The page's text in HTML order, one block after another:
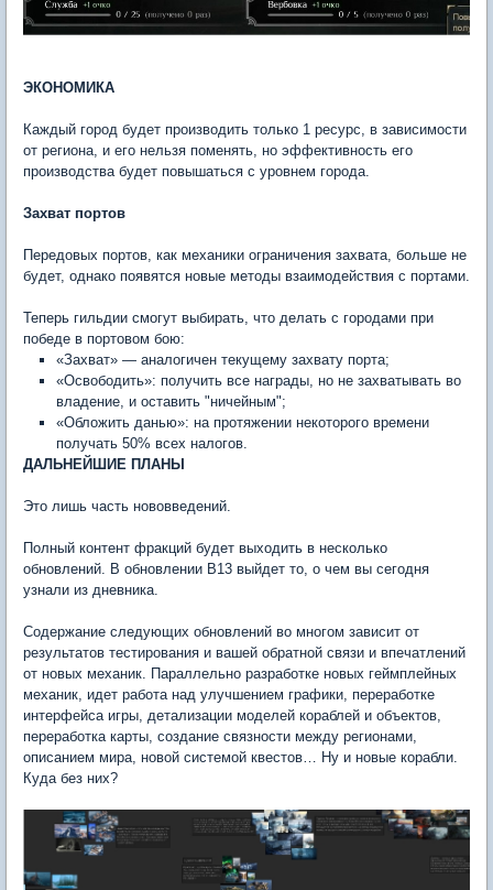
ЭКОНОМИКА
Каждый город будет производить только 1 ресурс, в зависимости
от региона, и его нельзя поменять, но эффективность его
производства будет повышаться с уровнем города.
Захват портов
Передовых портов, как механики ограничения захвата, больше не
будет, однако появятся новые методы взаимодействия с портами.
Теперь гильдии смогут выбирать, что делать с городами при
победе в портовом бою:
«Захват» — аналогичен текущему захвату порта;
«Освободить»: получить все награды, но не захватывать во
владение, и оставить "ничейным";
«Обложить данью»: на протяжении некоторого времени
получать 50% всех налогов.
ДАЛЬНЕЙШИЕ ПЛАНЫ
Это лишь часть нововведений.
Полный контент фракций будет выходить в несколько
обновлений. В обновлении В13 выйдет то, о чем вы сегодня
узнали из дневника.
Содержание следующих обновлений во многом зависит от
результатов тестирования и вашей обратной связи и впечатлений
от новых механик. Параллельно разработке новых геймплейных
механик, идет работа над улучшением графики, переработке
интерфейса игры, детализации моделей кораблей и объектов,
переработка карты, создание связности между регионами,
описанием мира, новой системой квестов… Ну и новые корабли.
Куда без них?